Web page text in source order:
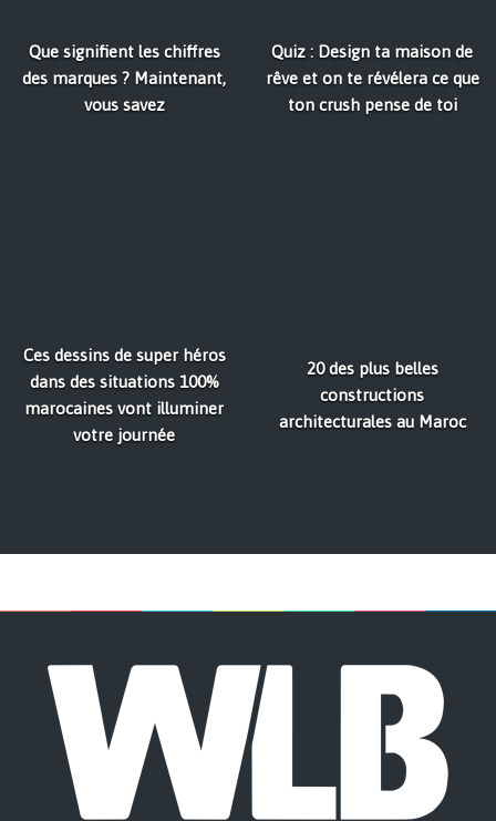
Que signifient les chiffres
des marques ? Maintenant,
vous savez
Quiz : Design ta maison de
rêve et on te révélera ce que
ton crush pense de toi
Ces dessins de super héros
dans des situations 100%
marocaines vont illuminer
votre journée
20 des plus belles
constructions
architecturales au Maroc